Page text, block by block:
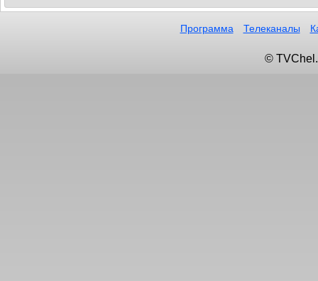
Программа Телеканалы
©